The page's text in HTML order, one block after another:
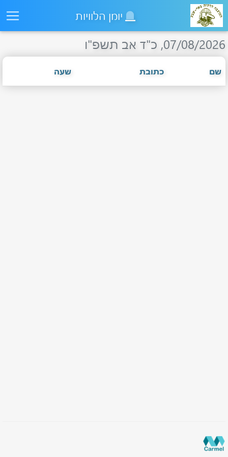
יומן הלוויות
07/08/2026, כ"ד אב תשפ"ו
שם כתובת שעה